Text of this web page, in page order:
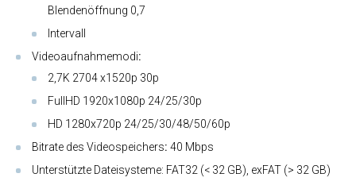
Blendenöffnung 0,7
Intervall
Videoaufnahmemodi:
2,7K 2704 x1520p 30p
FullHD 1920x1080p 24/25/30p
HD 1280x720p 24/25/30/48/50/60p
Bitrate des Videospeichers: 40 Mbps
Unterstützte Dateisysteme: FAT32 (< 32 GB), exFAT (> 32 GB)